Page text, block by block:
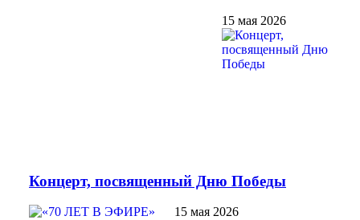
15 мая 2026
Концерт, посвященный Дню Победы
15 мая 2026